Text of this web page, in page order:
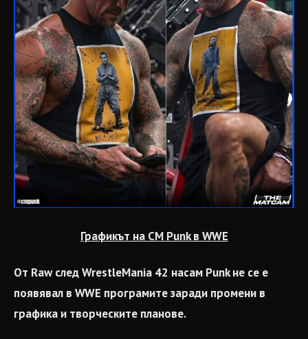
Графикът на CM Punk в WWE
От Raw след WrestleMania 42 насам Punk не се е
появявал в WWE програмите заради промени в
графика и творческите планове.